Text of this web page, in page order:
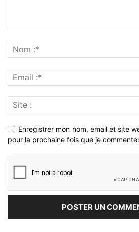
Enregistrer mon nom, email et site
pour la prochaine fois que je